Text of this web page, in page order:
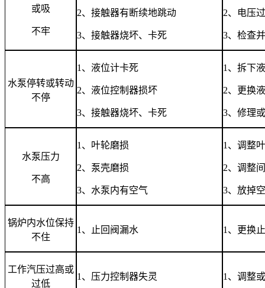
或吸
不牢
2、接触器有断续地跳动
3、接触器烧坏、卡死
2、电压
3、检查
水泵停转或转动
不停
1 、液位计卡死
2、液位控制器损坏
3、接触器烧坏、卡死
1 、拆下
2、更换
3、修理
水泵压力
不高
1 、叶轮磨损
2、泵壳磨损
3、水泵内有空气
1 、调整
2、调整
3、放掉
锅炉内水位保持
不住
1 、止回阀漏水 1 、更换
工作汽压过高或
过低
1 、压力控制器失灵 1 、调整